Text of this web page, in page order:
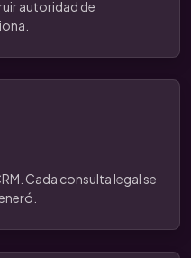
autoridad de
Cada consulta legal se